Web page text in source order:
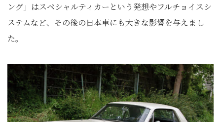
ング」はスペシャルティカーという発想やフルチョイスシ
ステムなど、その後の日本車にも大きな影響を与えまし
た。